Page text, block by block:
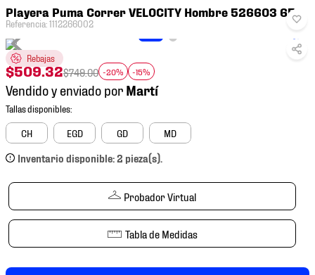
Playera Puma Correr VELOCITY Hombre 526603 65
Referencia:1112266002
Rebajas
$509.32$749.00 -20% -15%
Vendido y enviado por
CH EGD GD MD
Inventario disponible: 2 pieza(s).
Probador Virtual
Tabla de Medidas
TÉRMINOS MÁS
BUSCADOS
1.
2.
tenis hombre
3.
tenis
4.
tenis futbol
5.
jersey
6.
mochila
10. tenis nike